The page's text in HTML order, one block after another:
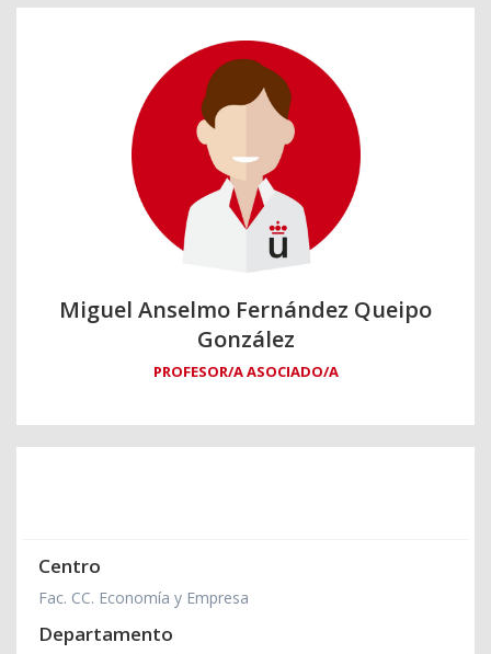
Miguel Anselmo Fernández Queipo
González
PROFESOR/A ASOCIADO/A
Centro
Fac. CC. Economía y Empresa
Departamento